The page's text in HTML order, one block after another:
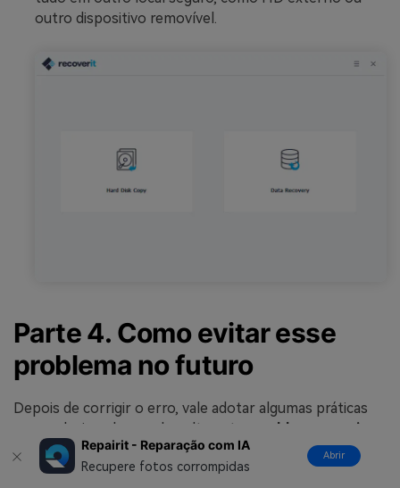
outro dispositivo removível.
Parte 4. Como evitar esse
problema no futuro
Depois de corrigir o erro, vale adotar algumas práticas
para reduzir a chance de voltar a ter
problema ao criar
unidade de recuperaçãono Windows.
Repairit - Reparação com IA
Recupere fotos corrompidas
Abrir